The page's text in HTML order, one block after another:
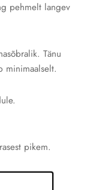
pehmelt langev
Tänu
minimaalselt.
pikem.